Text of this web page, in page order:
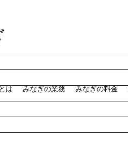
は みなぎの業務 みなぎの料金